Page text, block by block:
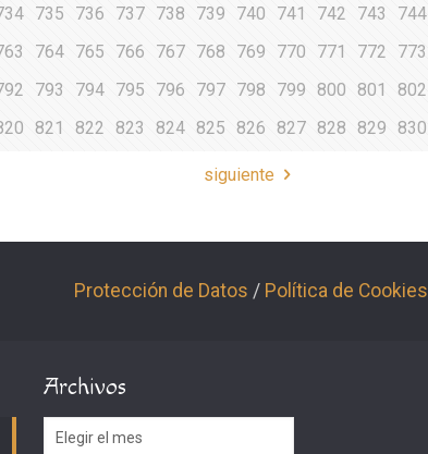
735 736 737 738 739 740 741 742 743 744
764 765 766 767 768 769 770 771 772 773
793 794 795 796 797 798 799 800 801 802
821 822 823 824 825 826 827 828 829 830
siguiente
Protección de Datos / Política de Cookies
Archivos
Archivos